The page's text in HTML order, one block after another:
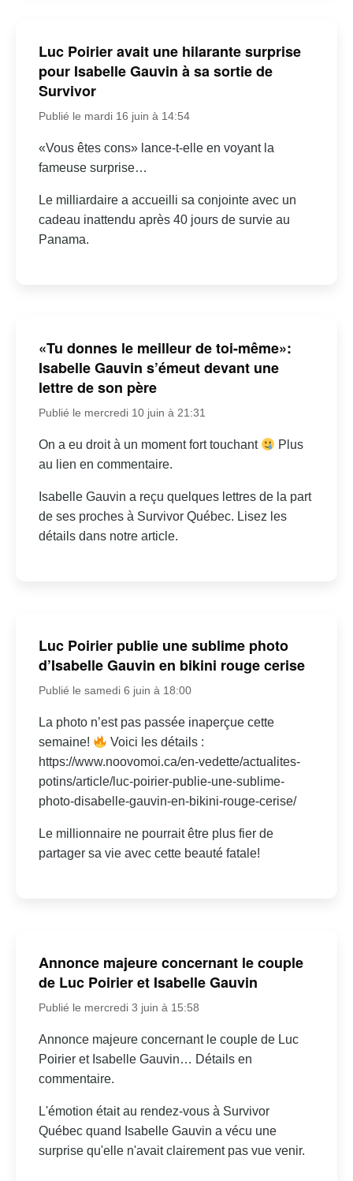
Luc Poirier avait une hilarante surprise
pour Isabelle Gauvin à sa sortie de
Survivor
Publié le mardi 16 juin à 14:54
«Vous êtes cons» lance-t-elle en voyant la
fameuse surprise…
Le milliardaire a accueilli sa conjointe avec un
cadeau inattendu après 40 jours de survie au
Panama.
«Tu donnes le meilleur de toi-même»:
Isabelle Gauvin s’émeut devant une
lettre de son père
Publié le mercredi 10 juin à 21:31
On a eu droit à un moment fort touchant
Plus
au lien en commentaire.
Isabelle Gauvin a reçu quelques lettres de la part
de ses proches à Survivor Québec. Lisez les
détails dans notre article.
Luc Poirier publie une sublime photo
d’Isabelle Gauvin en bikini rouge cerise
Publié le samedi 6 juin à 18:00
La photo n’est pas passée inaperçue cette
semaine!
Voici les détails :
https://www.noovomoi.ca/en-vedette/actualites-
potins/article/luc-poirier-publie-une-sublime-
photo-disabelle-gauvin-en-bikini-rouge-cerise/
Le millionnaire ne pourrait être plus fier de
partager sa vie avec cette beauté fatale!
Annonce majeure concernant le couple
de Luc Poirier et Isabelle Gauvin
Publié le mercredi 3 juin à 15:58
Annonce majeure concernant le couple de Luc
Poirier et Isabelle Gauvin… Détails en
commentaire.
L'émotion était au rendez-vous à Survivor
Québec quand Isabelle Gauvin a vécu une
surprise qu'elle n'avait clairement pas vue venir.